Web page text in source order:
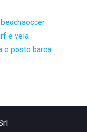
e vela
e posto barca